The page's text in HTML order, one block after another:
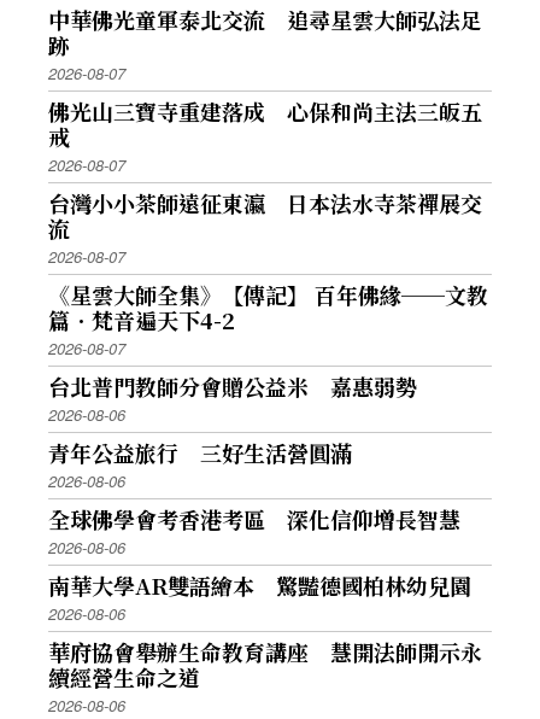
中華佛光童軍泰北交流 追尋星雲大師弘法足
跡
2026-08-07
佛光山三寶寺重建落成 心保和尚主法三皈五
戒
2026-08-07
台灣小小茶師遠征東瀛 日本法水寺茶禪展交
流
2026-08-07
《星雲大師全集》【傳記】 百年佛緣──文教
篇．梵音遍天下4-2
2026-08-07
台北普門教師分會贈公益米 嘉惠弱勢
2026-08-06
青年公益旅行 三好生活營圓滿
2026-08-06
全球佛學會考香港考區 深化信仰增長智慧
2026-08-06
南華大學AR雙語繪本 驚豔德國柏林幼兒園
2026-08-06
華府協會舉辦生命教育講座 慧開法師開示永
續經營生命之道
2026-08-06